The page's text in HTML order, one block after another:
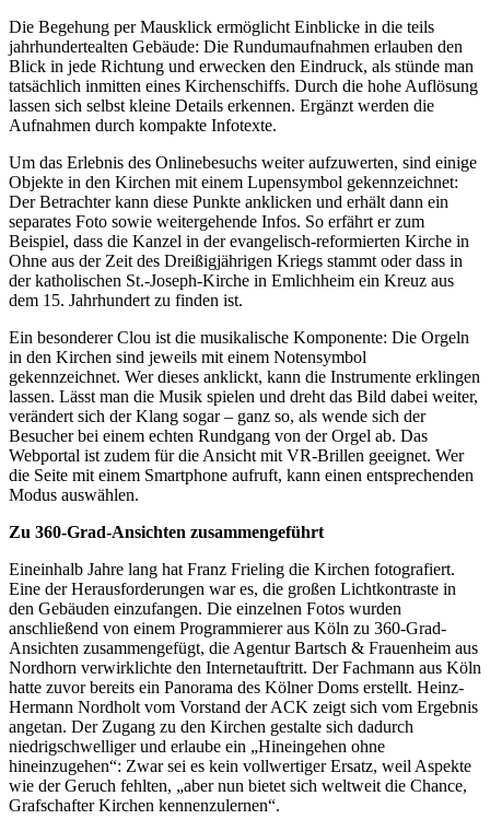
Die Begehung per Mausklick ermöglicht Einblicke in die teils
jahrhundertealten Gebäude: Die Rundumaufnahmen erlauben den
Blick in jede Richtung und erwecken den Eindruck, als stünde man
tatsächlich inmitten eines Kirchenschiffs. Durch die hohe Auflösung
lassen sich selbst kleine Details erkennen. Ergänzt werden die
Aufnahmen durch kompakte Infotexte.
Um das Erlebnis des Onlinebesuchs weiter aufzuwerten, sind einige
Objekte in den Kirchen mit einem Lupensymbol gekennzeichnet:
Der Betrachter kann diese Punkte anklicken und erhält dann ein
separates Foto sowie weitergehende Infos. So erfährt er zum
Beispiel, dass die Kanzel in der evangelisch-reformierten Kirche in
Ohne aus der Zeit des Dreißigjährigen Kriegs stammt oder dass in
der katholischen St.-Joseph-Kirche in Emlichheim ein Kreuz aus
dem 15. Jahrhundert zu finden ist.
Ein besonderer Clou ist die musikalische Komponente: Die Orgeln
in den Kirchen sind jeweils mit einem Notensymbol
gekennzeichnet. Wer dieses anklickt, kann die Instrumente erklingen
lassen. Lässt man die Musik spielen und dreht das Bild dabei weiter,
verändert sich der Klang sogar – ganz so, als wende sich der
Besucher bei einem echten Rundgang von der Orgel ab. Das
Webportal ist zudem für die Ansicht mit VR-Brillen geeignet. Wer
die Seite mit einem Smartphone aufruft, kann einen entsprechenden
Modus auswählen.
Zu 360-Grad-Ansichten zusammengeführt
Eineinhalb Jahre lang hat Franz Frieling die Kirchen fotografiert.
Eine der Herausforderungen war es, die großen Lichtkontraste in
den Gebäuden einzufangen. Die einzelnen Fotos wurden
anschließend von einem Programmierer aus Köln zu 360-Grad-
Ansichten zusammengefügt, die Agentur Bartsch & Frauenheim aus
Nordhorn verwirklichte den Internetauftritt. Der Fachmann aus Köln
hatte zuvor bereits ein Panorama des Kölner Doms erstellt. Heinz-
Hermann Nordholt vom Vorstand der ACK zeigt sich vom Ergebnis
angetan. Der Zugang zu den Kirchen gestalte sich dadurch
niedrigschwelliger und erlaube ein „Hineingehen ohne
hineinzugehen“: Zwar sei es kein vollwertiger Ersatz, weil Aspekte
wie der Geruch fehlten, „aber nun bietet sich weltweit die Chance,
Grafschafter Kirchen kennenzulernen“.